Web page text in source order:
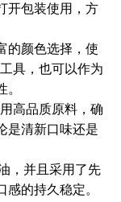
开包装使用，方
的颜色选择，使
具，也可以作为
高品质原料，确
是清新口味还是
，并且采用了先
的持久稳定。